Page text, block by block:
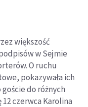
większość
w Sejmie
O ruchu
pokazywała ich
do różnych
czerwca Karolina